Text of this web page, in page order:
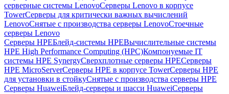
серверные системы LenovoСерверы Lenovo в корпусе
TowerСерверы для критически важных вычислений
LenovoСнятые с производства серверы LenovoСтоечные
серверы Lenovo
Серверы HPEБлейд-системы HPEВычислительные системы
HPE High Performance Computing (HPC)Компонуемые IT
системы HPE SynergyСверхплотные серверы HPEСерверы
HPE MicroServerСерверы HPE в корпусе TowerСерверы HPE
для установки в стойкуСнятые с производства серверы HPE
Серверы HuaweiБлейд-серверы и шасси HuaweiСерверы